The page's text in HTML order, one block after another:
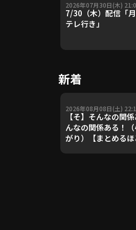
2026年07月30日(木)
7/30（木）配信「
テレ行き」
新着
2026年08月08日(土)
【そ】そんなの関
んなの関係ある！
がり）【まとめる